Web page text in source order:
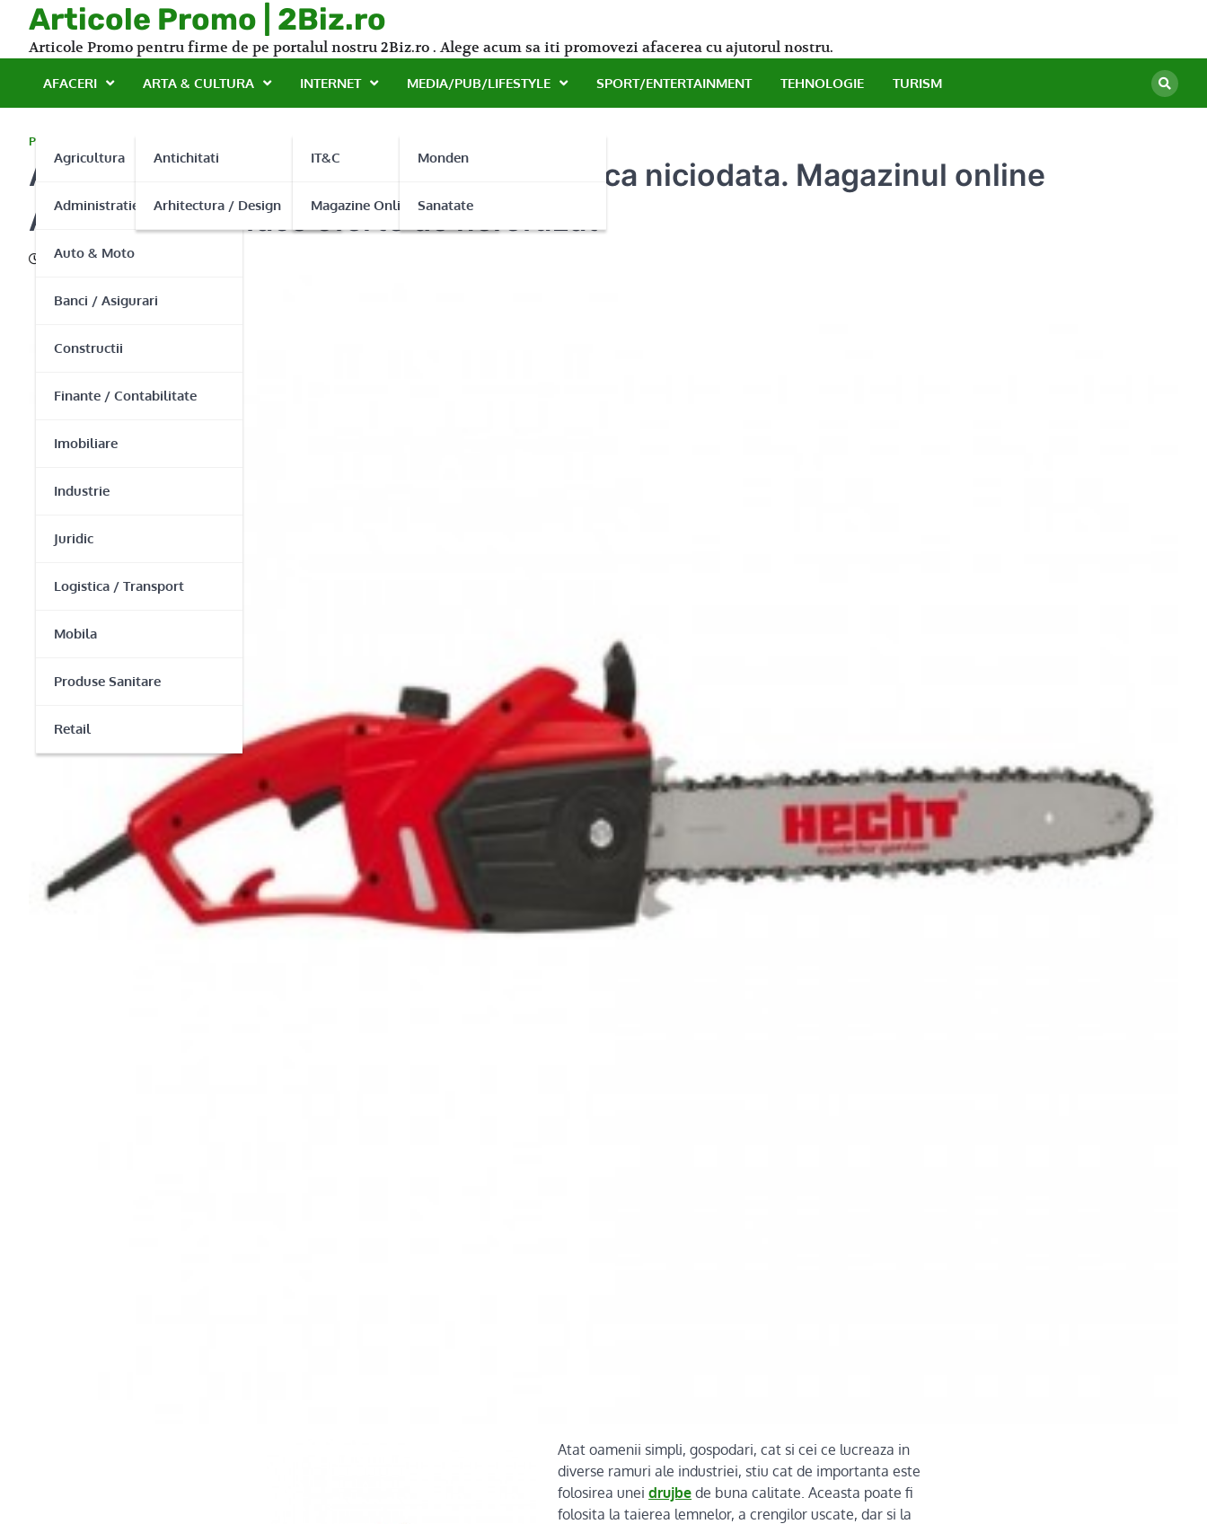
content
Articole Promo | 2Biz.ro
Articole Promo pentru firme de pe portalul nostru 2Biz.ro . Alege acum sa iti promovezi afacerea cu ajutorul nostru.
AFACERI
Agricultura
Administratie Publica
Auto & Moto
Banci / Asigurari
Constructii
Finante / Contabilitate
Imobiliare
Industrie
Juridic
Logistica / Transport
Mobila
Produse Sanitare
Retail
ARTA & CULTURA
Antichitati
Arhitectura / Design
INTERNET
IT&C
Magazine Online
MEDIA/PUB/LIFESTYLE
Monden
Sanatate
SPORT/ENTERTAINMENT TEHNOLOGIE TURISM
PROMO
Achizitionarea unei drujbe – mai simpla ca niciodata. Magazinul online
AgroMall.ro va face oferte de nerefuzat
28/11/2015
Atat oamenii simpli, gospodari, cat si cei ce lucreaza in
diverse ramuri ale industriei, stiu cat de importanta este
folosirea unei drujbe de buna calitate. Aceasta poate fi
folosita la taierea lemnelor, a crengilor uscate, dar si la